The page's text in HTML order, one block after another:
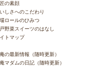
の素顔
しさへのこだわり
ロールのひみつ
野菜スイーツのはなし
トマップ
の最新情報（随時更新）
マダムの日記（随時更新）